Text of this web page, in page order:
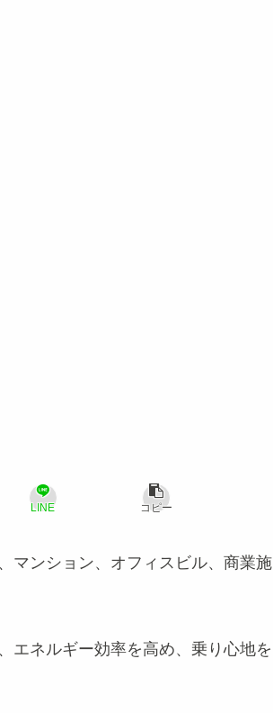
LINE コピー
マンション、オフィスビル、商業施
エネルギー効率を高め、乗り心地を